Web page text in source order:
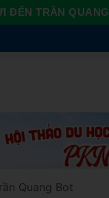
ĐẾN TRẦN QUANG
Quang Bot